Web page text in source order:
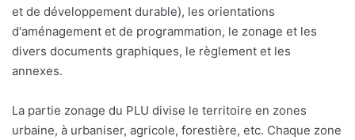
et de développement durable), les orientations
d'aménagement et de programmation, le zonage et les
divers documents graphiques, le règlement et les
annexes.
La partie zonage du PLU divise le territoire en zones
urbaine, à urbaniser, agricole, forestière, etc. Chaque zone